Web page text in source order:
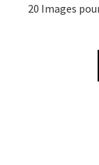
20 Images